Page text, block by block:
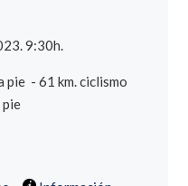
9:30h.
pie - 61 km. ciclismo
pie